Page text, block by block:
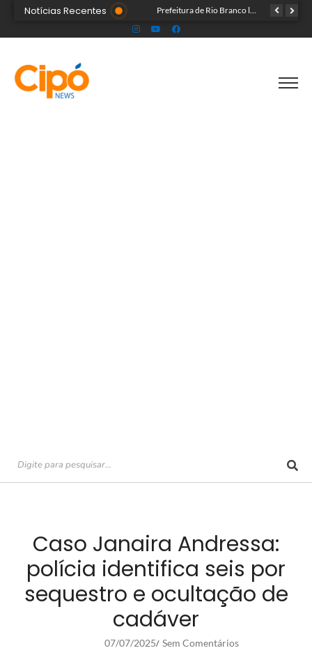
Notícias Recentes Líder religioso é preso por transformar fiéis em escravos sexuais
Caso Janaira Andressa:
polícia identifica seis por
sequestro e ocultação de
cadáver
07/07/2025/ Sem Comentários